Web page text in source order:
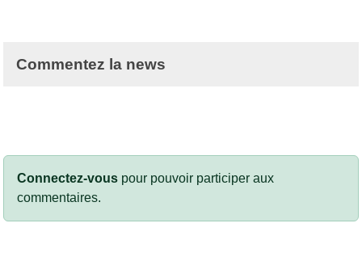
Commentez la news
Connectez-vous pour pouvoir participer aux
commentaires.